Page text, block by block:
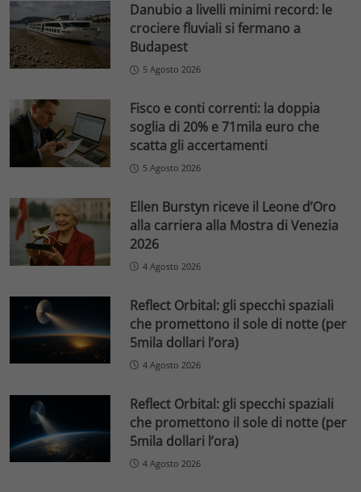
Danubio a livelli minimi record: le
crociere fluviali si fermano a
Budapest
5 Agosto 2026
Fisco e conti correnti: la doppia
soglia di 20% e 71mila euro che
scatta gli accertamenti
5 Agosto 2026
Ellen Burstyn riceve il Leone d’Oro
alla carriera alla Mostra di Venezia
2026
4 Agosto 2026
Reflect Orbital: gli specchi spaziali
che promettono il sole di notte (per
5mila dollari l’ora)
4 Agosto 2026
Reflect Orbital: gli specchi spaziali
che promettono il sole di notte (per
5mila dollari l’ora)
4 Agosto 2026